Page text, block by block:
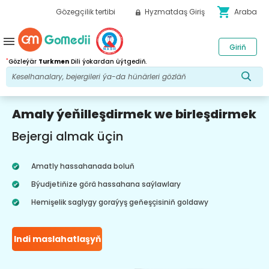
Gözegçilik tertibi Hyzmatdaş Giriş shopping_cart Araba
*Gözleýär Turkmen Dili ýokardan üýtgediň.
Giriň
menu
Amaly ýeňilleşdirmek we birleşdirmek
Bejergi almak üçin
Amatly hassahanada boluň
Býudjetiňize görä hassahana saýlawlary
Hemişelik saglygy goraýyş geňeşçisiniň goldawy
Indi maslahatlaşyň